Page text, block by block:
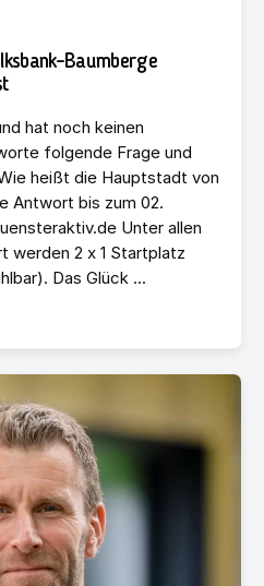
Baumberge
hat noch keinen
folgende Frage und
heißt die Hauptstadt von
Antwort bis zum 02.
Unter allen
werden 2 x 1 Startplatz
Das Glück ...